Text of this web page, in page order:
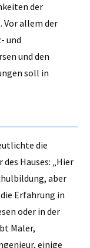
der
Vor allem der
und
und den
soll in
die
Hauses: „Hier
aber
Erfahrung in
oder in der
Maler,
einige